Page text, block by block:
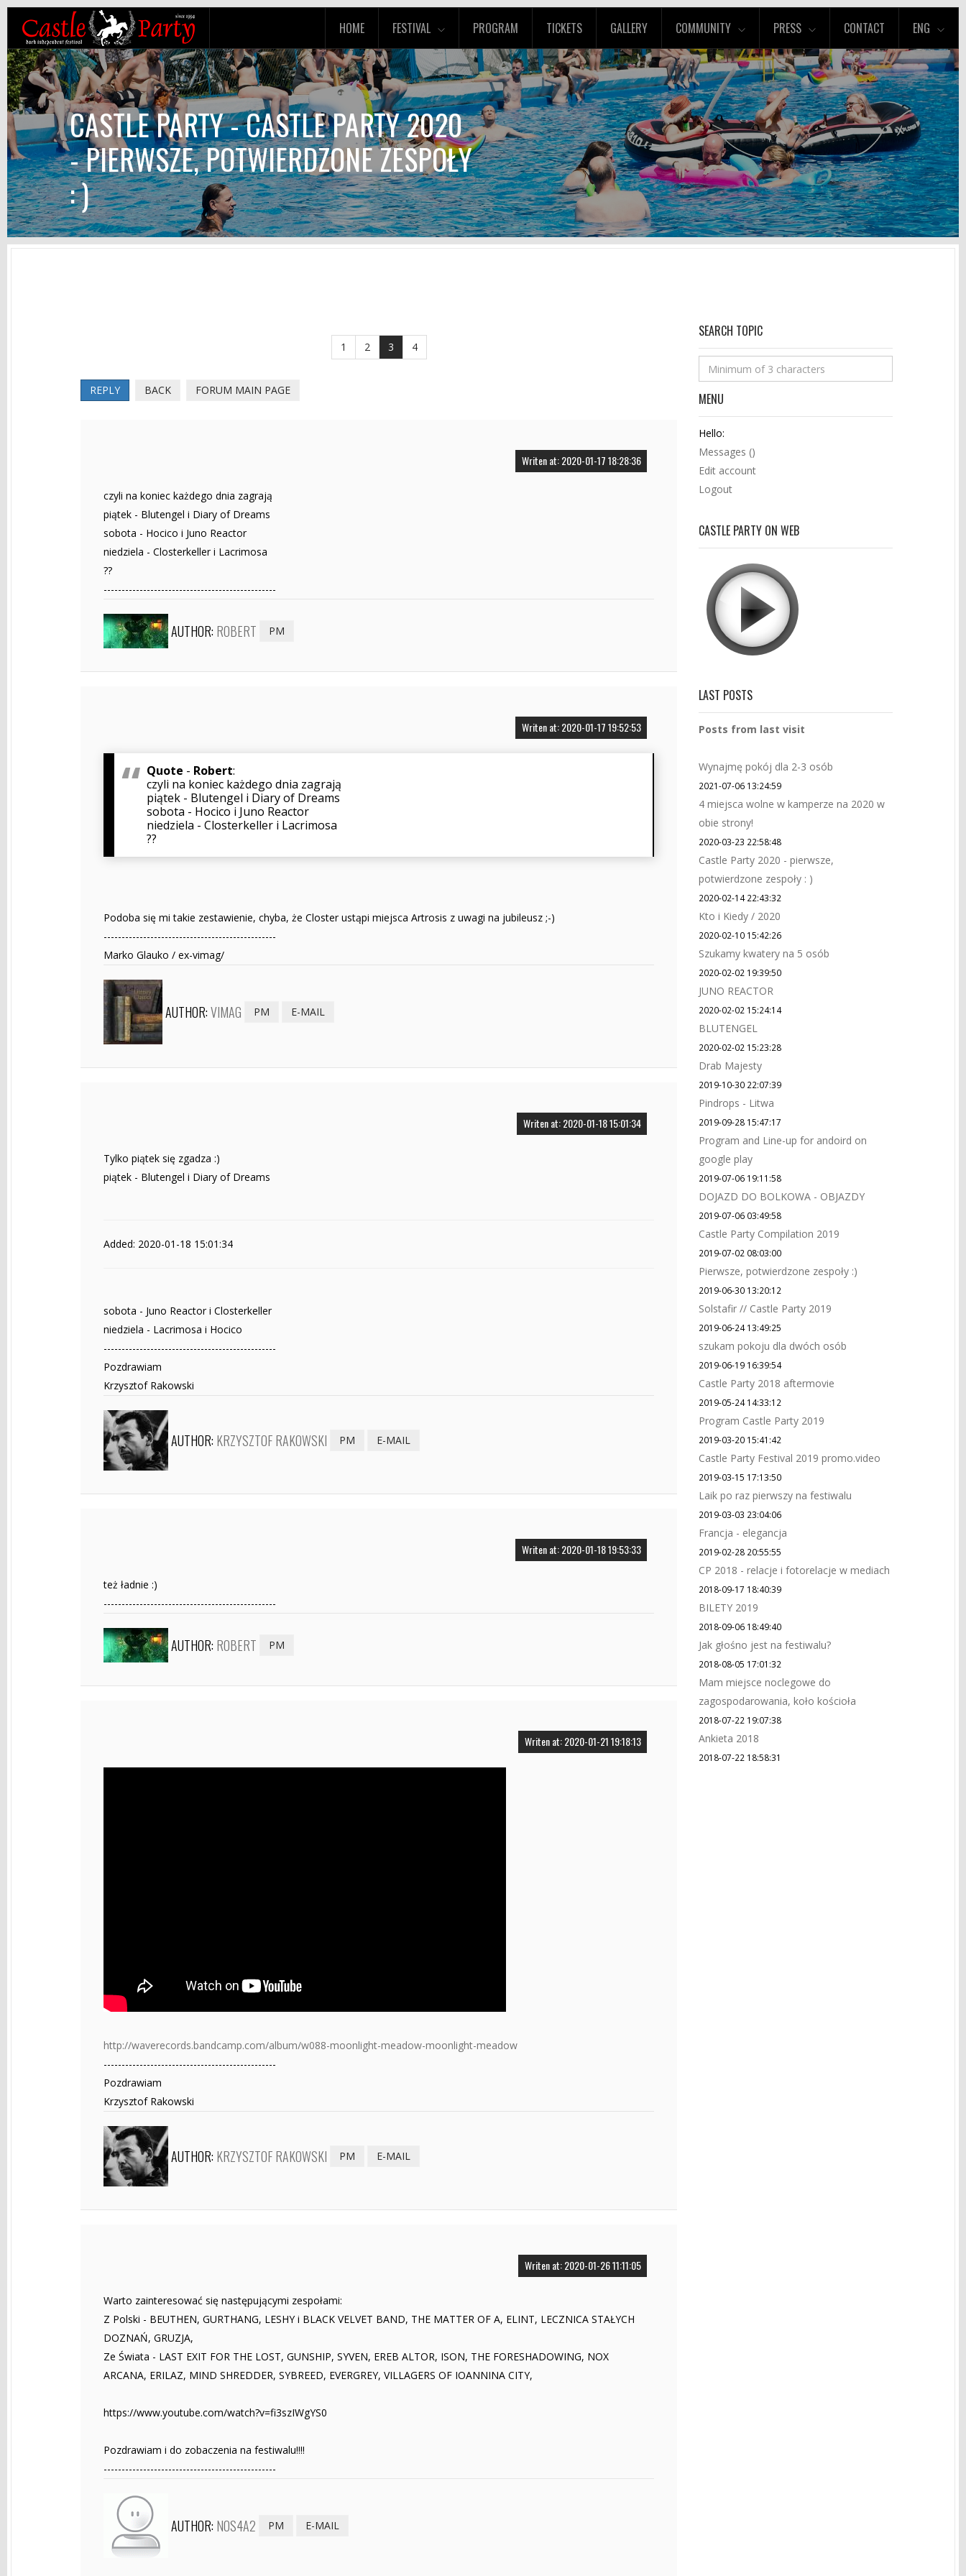
HOME FESTIVAL PROGRAM TICKETS GALLERY COMMUNITY PRESS CONTACT ENG
CASTLE PARTY - CASTLE PARTY 2020
- PIERWSZE, POTWIERDZONE ZESPOŁY
: )
1 2 3 4
REPLY BACK FORUM MAIN PAGE
Writen at: 2020-01-17 18:28:36
czyli na koniec każdego dnia zagrają
piątek - Blutengel i Diary of Dreams
sobota - Hocico i Juno Reactor
niedziela - Closterkeller i Lacrimosa
??
------------------------------------------------
AUTHOR: ROBERT PM
Writen at: 2020-01-17 19:52:53
Quote - Robert:
czyli na koniec każdego dnia zagrają
piątek - Blutengel i Diary of Dreams
sobota - Hocico i Juno Reactor
niedziela - Closterkeller i Lacrimosa
??
Podoba się mi takie zestawienie, chyba, że Closter ustąpi miejsca Artrosis z uwagi na jubileusz ;-)
------------------------------------------------
Marko Glauko / ex-vimag/
AUTHOR:VIMAG PM E-MAIL
Writen at: 2020-01-18 15:01:34
Tylko piątek się zgadza :)
piątek - Blutengel i Diary of Dreams
Added: 2020-01-18 15:01:34
sobota - Juno Reactor i Closterkeller
niedziela - Lacrimosa i Hocico
------------------------------------------------
Pozdrawiam
Krzysztof Rakowski
AUTHOR: KRZYSZTOF RAKOWSKI PM E-MAIL
Writen at: 2020-01-18 19:53:33
też ładnie :)
------------------------------------------------
AUTHOR: ROBERT PM
Writen at: 2020-01-21 19:18:13
http://waverecords.bandcamp.com/album/w088-moonlight-meadow-moonlight-meadow
------------------------------------------------
Pozdrawiam
Krzysztof Rakowski
AUTHOR: KRZYSZTOF RAKOWSKI PM E-MAIL
Writen at: 2020-01-26 11:11:05
Warto zainteresować się następującymi zespołami:
Z Polski - BEUTHEN, GURTHANG, LESHY i BLACK VELVET BAND, THE MATTER OF A, ELINT, LECZNICA STAŁYCH
DOZNAŃ, GRUZJA,
Ze Świata - LAST EXIT FOR THE LOST, GUNSHIP, SYVEN, EREB ALTOR, ISON, THE FORESHADOWING, NOX
ARCANA, ERILAZ, MIND SHREDDER, SYBREED, EVERGREY, VILLAGERS OF IOANNINA CITY,
https://www.youtube.com/watch?v=fi3szIWgYS0
Pozdrawiam i do zobaczenia na festiwalu!!!!
------------------------------------------------
AUTHOR: NOS4A2 PM E-MAIL
SEARCH TOPIC
MENU
Hello:
Messages ()
Edit account
Logout
CASTLE PARTY ON WEB
LAST POSTS
Posts from last visit
Wynajmę pokój dla 2-3 osób
2021-07-06 13:24:59
4 miejsca wolne w kamperze na 2020 w
obie strony!
2020-03-23 22:58:48
Castle Party 2020 - pierwsze,
potwierdzone zespoły : )
2020-02-14 22:43:32
Kto i Kiedy / 2020
2020-02-10 15:42:26
Szukamy kwatery na 5 osób
2020-02-02 19:39:50
JUNO REACTOR
2020-02-02 15:24:14
BLUTENGEL
2020-02-02 15:23:28
Drab Majesty
2019-10-30 22:07:39
Pindrops - Litwa
2019-09-28 15:47:17
Program and Line-up for andoird on
google play
2019-07-06 19:11:58
DOJAZD DO BOLKOWA - OBJAZDY
2019-07-06 03:49:58
Castle Party Compilation 2019
2019-07-02 08:03:00
Pierwsze, potwierdzone zespoły :)
2019-06-30 13:20:12
Solstafir // Castle Party 2019
2019-06-24 13:49:25
szukam pokoju dla dwóch osób
2019-06-19 16:39:54
Castle Party 2018 aftermovie
2019-05-24 14:33:12
Program Castle Party 2019
2019-03-20 15:41:42
Castle Party Festival 2019 promo.video
2019-03-15 17:13:50
Laik po raz pierwszy na festiwalu
2019-03-03 23:04:06
Francja - elegancja
2019-02-28 20:55:55
CP 2018 - relacje i fotorelacje w mediach
2018-09-17 18:40:39
BILETY 2019
2018-09-06 18:49:40
Jak głośno jest na festiwalu?
2018-08-05 17:01:32
Mam miejsce noclegowe do
zagospodarowania, koło kościoła
2018-07-22 19:07:38
Ankieta 2018
2018-07-22 18:58:31